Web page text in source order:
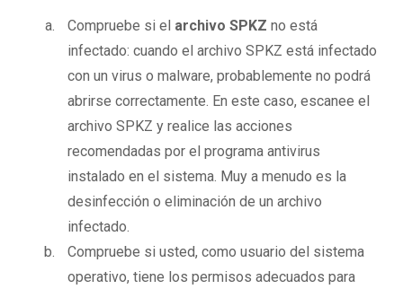
Compruebe si el archivo SPKZ no está
infectado: cuando el archivo SPKZ está infectado
con un virus o malware, probablemente no podrá
abrirse correctamente. En este caso, escanee el
archivo SPKZ y realice las acciones
recomendadas por el programa antivirus
instalado en el sistema. Muy a menudo es la
desinfección o eliminación de un archivo
infectado.
Compruebe si usted, como usuario del sistema
operativo, tiene los permisos adecuados para